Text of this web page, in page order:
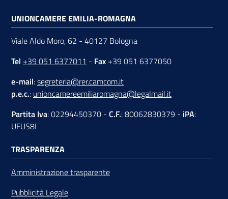
UNIONCAMERE EMILIA-ROMAGNA
Viale Aldo Moro, 62 - 40127 Bologna
Tel +39 051 6377011 - Fax +39 051 6377050
e-mail:segreteria@rer.camcom.it
p.e.c.: unioncamereemiliaromagna@legalmail.it
Partita Iva: 02294450370 - C.F.: 80062830379 - iPA:
UFUS8I
TRASPARENZA
Amministrazione trasparente
Pubblicità Legale